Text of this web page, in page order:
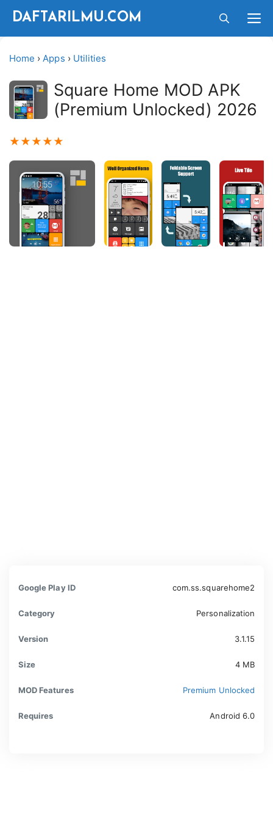
Langsung
DAFTARILMU.COM
Home ›Apps › Utilities
Square Home MOD APK
(Premium Unlocked) 2026
★ ★ ★ ★ ★
Google Play ID com.ss.squarehome2
Category Personalization
Version 3.1.15
Size 4 MB
MOD Features Premium Unlocked
Requires Android 6.0